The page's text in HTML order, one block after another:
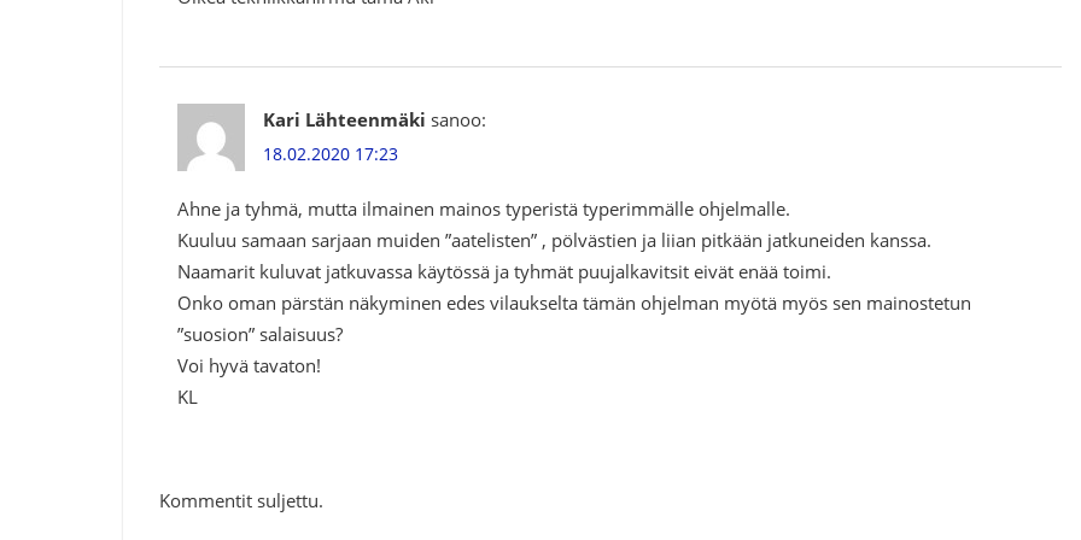
Kari Lähteenmäki sanoo:
18.02.2020 17:23
Ahne ja tyhmä, mutta ilmainen mainos typeristä typerimmälle ohjelmalle.
Kuuluu samaan sarjaan muiden ”aatelisten” , pölvästien ja liian pitkään jatkuneiden kanssa.
Naamarit kuluvat jatkuvassa käytössä ja tyhmät puujalkavitsit eivät enää toimi.
Onko oman pärstän näkyminen edes vilaukselta tämän ohjelman myötä myös sen mainostetun
”suosion” salaisuus?
Voi hyvä tavaton!
KL
Kommentit suljettu.